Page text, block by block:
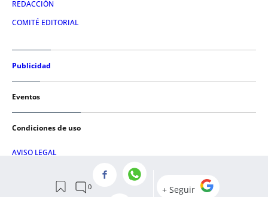
REDACCIÓN
COMITÉ EDITORIAL
Publicidad
Eventos
Condiciones de uso
AVISO LEGAL
POLÍTICA DE COOKIES